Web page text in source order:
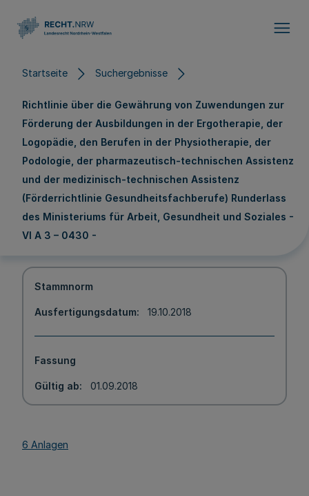
Startseite Suchergebnisse
Richtlinie über die Gewährung von Zuwendungen zur
Förderung der Ausbildungen in der Ergotherapie, der
Logopädie, den Berufen in der Physiotherapie, der
Podologie, der pharmazeutisch-technischen Assistenz
und der medizinisch-technischen Assistenz
(Förderrichtlinie Gesundheitsfachberufe) Runderlass
des Ministeriums für Arbeit, Gesundheit und Soziales -
VI A 3 – 0430 -
Stammnorm
Ausfertigungsdatum 19.10.2018
Fassung
Gültig ab 01.09.2018
6 Anlagen